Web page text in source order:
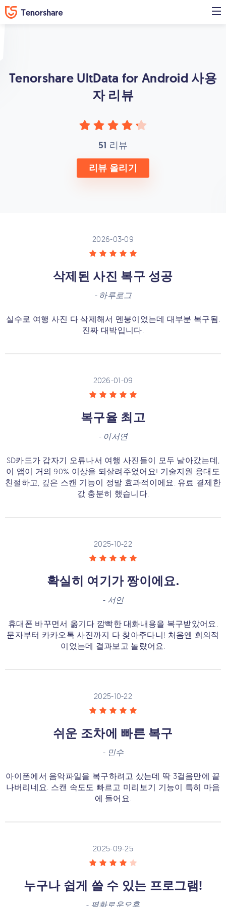
Tenorshare UltData for Android 사용
자 리뷰
51 리뷰
리뷰 올리기
2026-03-09
삭제된 사진 복구 성공
- 하루로그
실수로 여행 사진 다 삭제해서 멘붕이었는데 대부분 복구됨.
진짜 대박입니다.
2026-01-09
복구율 최고
- 이서연
SD카드가 갑자기 오류나서 여행 사진들이 모두 날아갔는데,
이 앱이 거의 90% 이상을 되살려주었어요! 기술지원 응대도
친절하고, 깊은 스캔 기능이 정말 효과적이에요. 유료 결제한
값 충분히 했습니다.
2025-10-22
확실히 여기가 짱이에요.
- 서연
휴대폰 바꾸면서 옮기다 깜빡한 대화내용을 복구받았어요.
문자부터 카카오톡 사진까지 다 찾아주다니! 처음엔 회의적
이었는데 결과보고 놀랐어요.
2025-10-22
쉬운 조차에 빠른 복구
- 민수
아이폰에서 음악파일을 복구하려고 샀는데 딱 3걸음만에 끝
나버리네요. 스캔 속도도 빠르고 미리보기 기능이 특히 마음
에 들어요.
2025-09-25
누구나 쉽게 쓸 수 있는 프로그램!
- 평화로운오후